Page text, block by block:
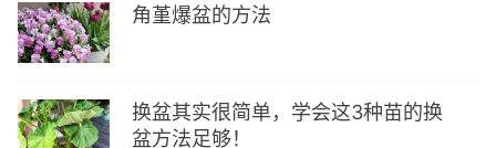
角堇爆盆的方法
换盆其实很简单，学会这3种苗的换
盆方法足够！